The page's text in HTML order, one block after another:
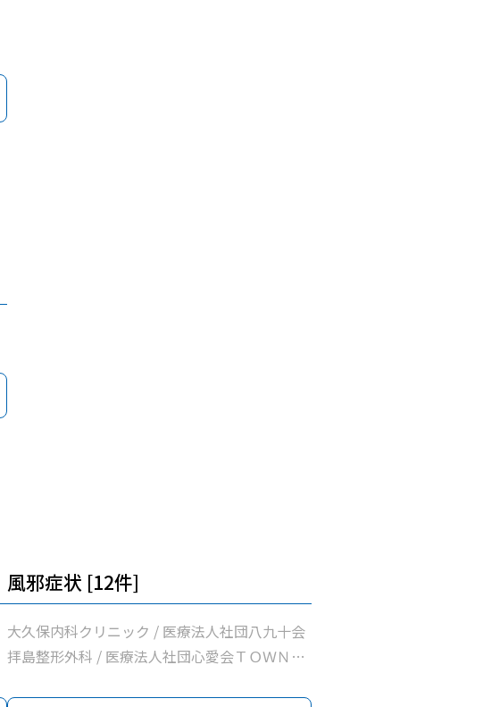
風邪症状 [12件]
大久保内科クリニック / 医療法人社団八九十会
拝島整形外科 / 医療法人社団心愛会ＴＯＷＮ訪